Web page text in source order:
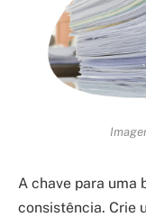
A chave para uma
consistência. Crie